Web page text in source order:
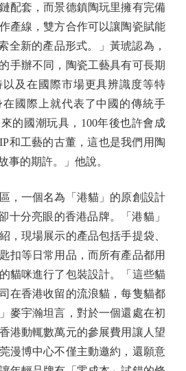
配套，而景德鎮陶玩里擁有完備
產線，雙方合作可以讓陶瓷賦能
全新的產品形式。」黃琥認為，
手辦不同，陶瓷工藝具有可長期
及在國際市場更具辨識度等特
國際上就代表了中國的傳統手
的國潮玩具，100年後也許會成
和工藝的古董，這也是我們用陶
事的期許。」他說。
一個名為「港貓」的原創設計
十分亮眼的香港品牌。「港貓」
，現場展示的產品包括手提袋、
扣等日常用品，而所有產品都用
貓咪進行了包裝設計。「這些貓
在香港收留的流浪貓，每隻貓都
麥宇瀚坦言，對於一個還處在初
港動輒數萬元的參展費用讓人望
漫博中心不僅主動邀約，還願意